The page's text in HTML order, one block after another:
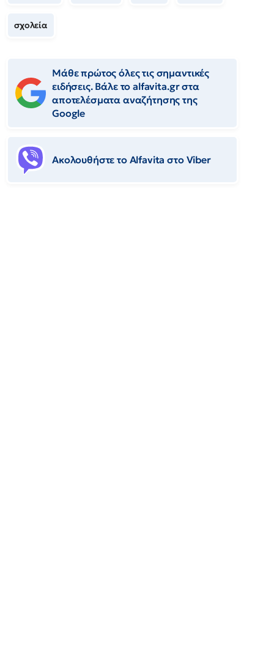
σχολεία
Μάθε πρώτος όλες τις σημαντικές
ειδήσεις. Βάλε το alfavita.gr στα
αποτελέσματα αναζήτησης της
Google
Ακολουθήστε το Αlfavita στο Viber